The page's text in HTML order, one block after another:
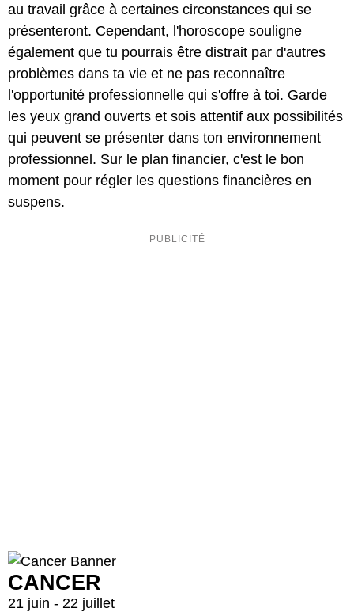
au travail grâce à certaines circonstances qui se
présenteront. Cependant, l'horoscope souligne
également que tu pourrais être distrait par d'autres
problèmes dans ta vie et ne pas reconnaître
l'opportunité professionnelle qui s'offre à toi. Garde
les yeux grand ouverts et sois attentif aux possibilités
qui peuvent se présenter dans ton environnement
professionnel. Sur le plan financier, c'est le bon
moment pour régler les questions financières en
suspens.
CANCER
21 juin - 22 juillet